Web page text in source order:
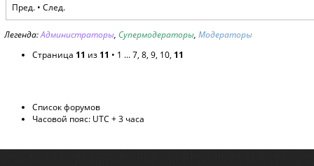
Пред.• След.
Легенда:Администраторы, Супермодераторы, Модераторы
Страница 11 из 11 • 1 ...7, 8, 9, 10, 11
Список форумов
Часовой пояс: UTC + 3 часа